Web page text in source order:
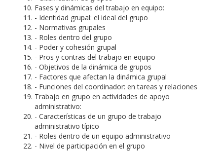
Fases y dinámicas del trabajo en equipo:
- Identidad grupal: el ideal del grupo
- Normativas grupales
- Roles dentro del grupo
- Poder y cohesión grupal
- Pros y contras del trabajo en equipo
- Objetivos de la dinámica de grupos
- Factores que afectan la dinámica grupal
- Funciones del coordinador: en tareas y relaciones
Trabajo en grupo en actividades de apoyo
administrativo:
- Características de un grupo de trabajo
administrativo típico
- Roles dentro de un equipo administrativo
- Nivel de participación en el grupo